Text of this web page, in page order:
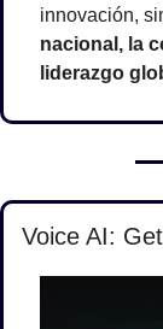
innovación,
nacional, la
liderazgo
Voice AI: